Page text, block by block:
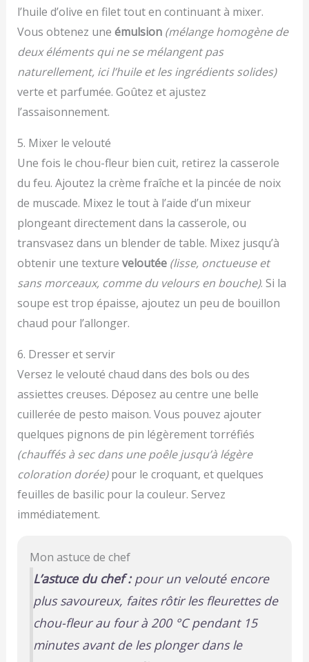
l’huile d’olive en filet tout en continuant à mixer.
Vous obtenez une émulsion (mélange homogène de
deux éléments qui ne se mélangent pas
naturellement, ici l’huile et les ingrédients solides)
verte et parfumée. Goûtez et ajustez
l’assaisonnement.
5. Mixer le velouté
Une fois le chou-fleur bien cuit, retirez la casserole
du feu. Ajoutez la crème fraîche et la pincée de noix
de muscade. Mixez le tout à l’aide d’un mixeur
plongeant directement dans la casserole, ou
transvasez dans un blender de table. Mixez jusqu’à
obtenir une texture veloutée (lisse, onctueuse et
sans morceaux, comme du velours en bouche). Si la
soupe est trop épaisse, ajoutez un peu de bouillon
chaud pour l’allonger.
6. Dresser et servir
Versez le velouté chaud dans des bols ou des
assiettes creuses. Déposez au centre une belle
cuillerée de pesto maison. Vous pouvez ajouter
quelques pignons de pin légèrement torréfiés
(chauffés à sec dans une poêle jusqu’à légère
coloration dorée)pour le croquant, et quelques
feuilles de basilic pour la couleur. Servez
immédiatement.
Mon astuce de chef
L’astuce du chef :pour un velouté encore
plus savoureux, faites rôtir les fleurettes de
chou-fleur au four à 200 °C pendant 15
minutes avant de les plonger dans le